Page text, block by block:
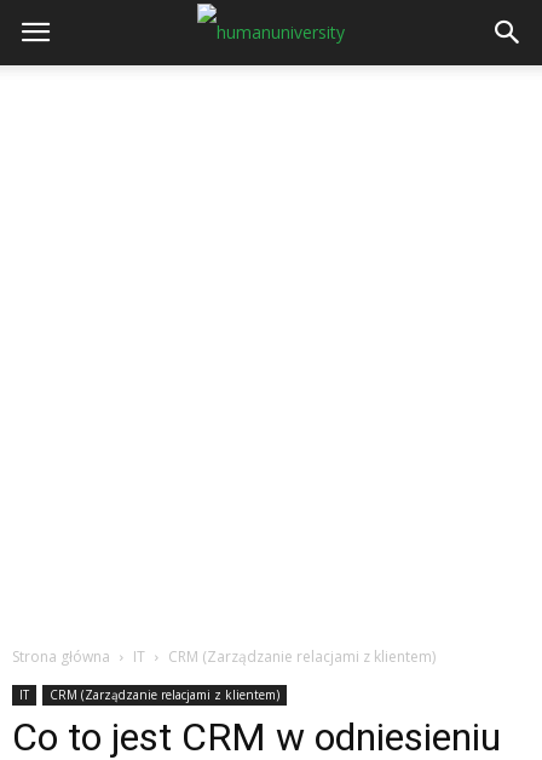
Strona główna IT CRM (Zarządzanie relacjami z klientem)
IT CRM (Zarządzanie relacjami z klientem)
Co to jest CRM w odniesieniu